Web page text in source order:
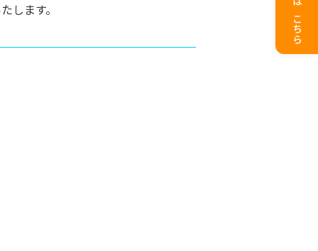
します。 はこちら